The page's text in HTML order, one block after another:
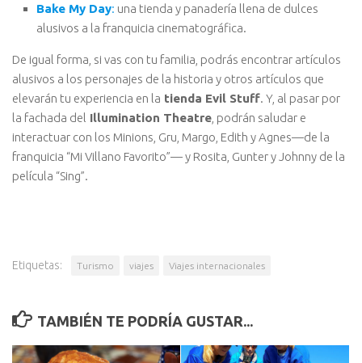
Bake My Day: una tienda y panadería llena de dulces
alusivos a la franquicia cinematográfica.
De igual forma, si vas con tu familia, podrás encontrar artículos
alusivos a los personajes de la historia y otros artículos que
elevarán tu experiencia en la tienda Evil Stuff. Y, al pasar por
la fachada del Illumination Theatre , podrán saludar e
interactuar con los Minions, Gru, Margo, Edith y Agnes—de la
franquicia “Mi Villano Favorito”— y Rosita, Gunter y Johnny de la
película “Sing”.
Etiquetas: Turismo viajes Viajes internacionales
TAMBIÉN TE PODRÍA GUSTAR...